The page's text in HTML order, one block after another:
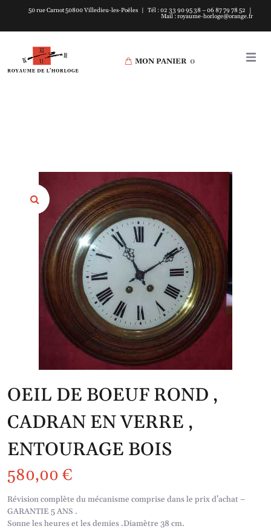
50 rue Carnot 50800 Villedieu-les-Poëles | Tél : 02 33 90 95 38 – 06 87 79 78 52 |
Mail : royaume-horloge@orange.fr
MON PANIER 0
OEIL DE BOEUF ROND ,
CADRAN EN VERRE ,
ENTOURAGE BOIS
580,00 €
Révision complète du mécanisme comprise dans le prix d’achat –
GARANTIE 5 ANS .
Sonne les heures et les demies .Diamètre 38 cm.